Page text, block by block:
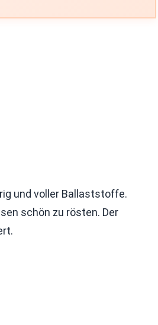
und voller Ballaststoffe.
schön zu rösten. Der